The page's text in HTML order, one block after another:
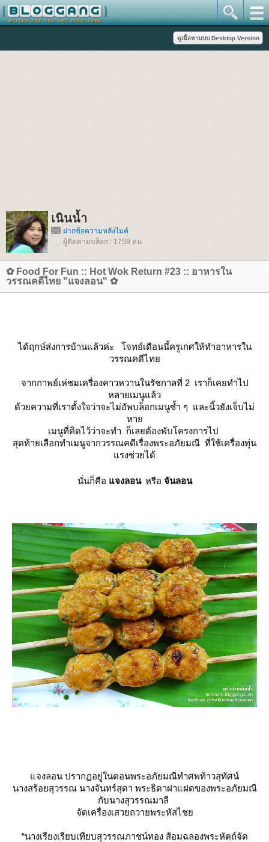
เนินน้ำ
ฝากข้อความหลังไมค์
ผู้ติดตามบล็อก : 1759 คน
✿ Food For Fun :: Hot Wok Return #23 :: อาหารใน
วรรณคดีไทย "แจงลอน" ✿
ได้ฤกษ์ส่งการบ้านแล้วค่ะ โจทย์เดือนนี้ครูเกศให้ทำอาหารใน
วรรณคดีไท
จากกาพย์เห่ชมเครื่องคาวหวานในรัชกาลที่ 2 เราก็เคยทำไป
หลายเมนูแล้ว
ด้วยความที่เราตั้งใจว่าจะไม่อัพบล็อกเมนูซ้ำ ๆ และนิ้วยังเจ็บไม่
หา
เมนูที่คิดไว้ว่าจะทำ ก็เลยต้องพับโครงการไป
สุดท้ายเลือกทำเมนูจากวรรณคดีเรื่องพระอภัยมณี ที่ใช้เครื่องทุ่น
รงช่วยได้
นั่นก็คือ จงลอน หรือ จันลอน
จงลอน ปรากฏอยู่ในตอนพระอภัยมณีทำศพท้าวสุทัศน์
นางสร้อยสุวรรณ นางจันทร์สุดา พระธิดาฝาแฝดของพระอภัยมณี
กับนางสุวรรณมาลี
จัดเครื่องเสวยถวายพระหัสไช
“นางเรียงเรียบเทียบสุวรรณภาชน์ทอง ส้อมฉลองพระหัตถ์จัด